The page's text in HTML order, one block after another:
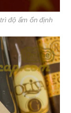
độ ẩm ổn định